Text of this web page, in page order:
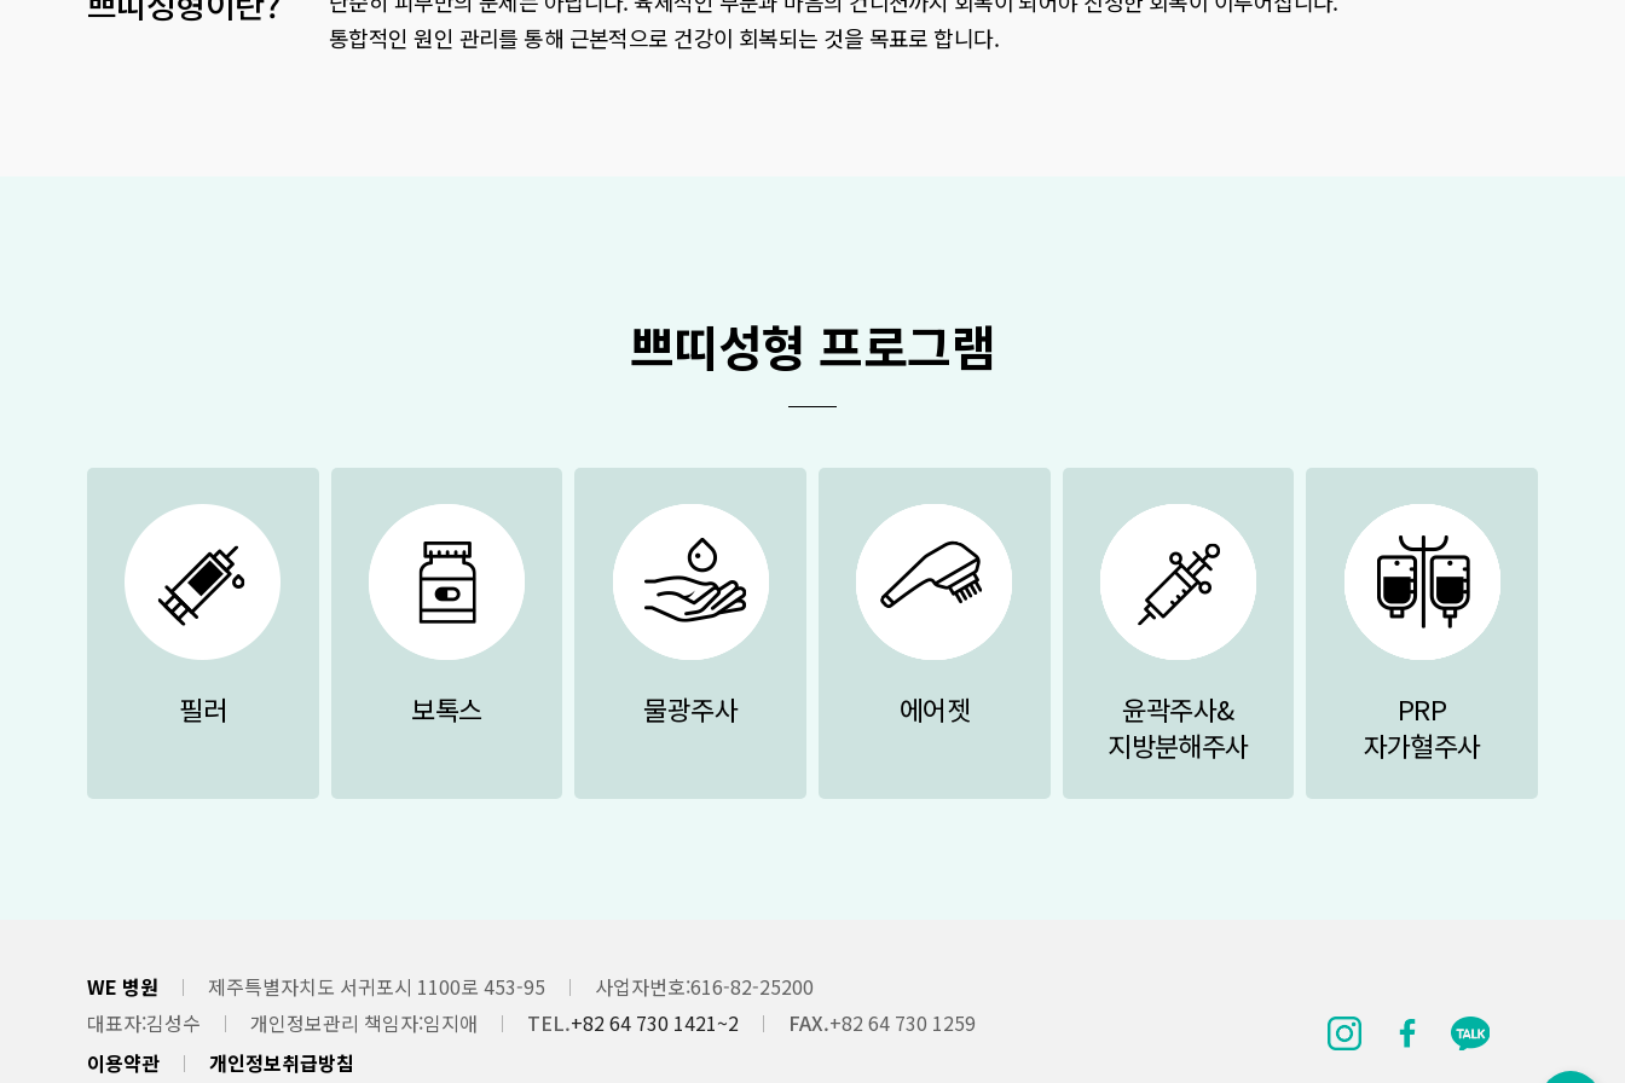
통합적인 원인 관리를 통해 근본적으로 건강이 회복되는 것을 목표로 합니다.
쁘띠성형 프로그램
필러 보톡스 물광주사 에어젯
윤곽주사&
지방분해주사
PRP
자가혈주사
WE 병원 제주특별자치도 서귀포시 1100로 453-95 사업자번호 616-82-25200
대표자 김성수 개인정보관리 책임자 임지애 TEL.+82 64 730 1421~2 FAX.+82 64 730 1259
이용약관
개인정보취급방침